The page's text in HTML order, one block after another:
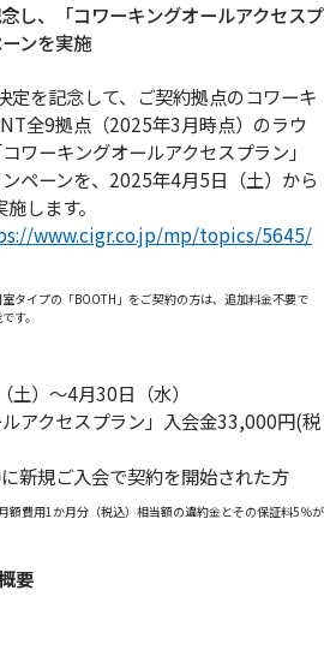
し、「コワーキングオールアクセスプ
ンを実施
定を記念して、ご契約拠点のコワーキ
全9拠点（2025年3月時点）のラウ
ワーキングオールアクセスプラン」
ペーンを、2025年4月5日（土）から
します。
www.cigr.co.jp/mp/topics/5645/
タイプの「BOOTH」をご契約の方は、追加料金不要で
す。
）～4月30日（水）
アクセスプラン」入会金33,000円(税
新規ご入会で契約を開始された方
費用1か月分（税込）相当額の違約金とその保証料5％が
要